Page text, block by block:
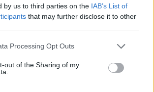
by us to third parties on the IAB’s List of
that may further disclose it to other
Processing Opt Outs
out of the Sharing of my
fizetőeszköz az elmúlt
erősödést mutatott, különösen
piacok egyre nagyobb eséllyel
az EU-források gyors ütemű
Magyarországon